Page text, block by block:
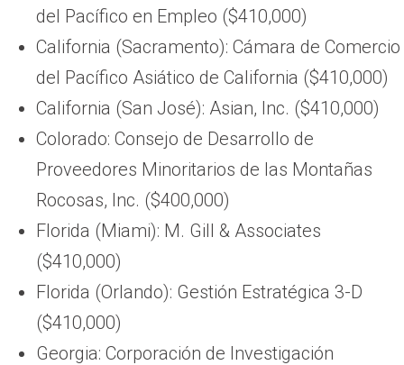
del Pacífico en Empleo ($410,000)
California (Sacramento): Cámara de Comercio
del Pacífico Asiático de California ($410,000)
California (San José): Asian, Inc. ($410,000)
Colorado: Consejo de Desarrollo de
Proveedores Minoritarios de las Montañas
Rocosas, Inc. ($400,000)
Florida (Miami): M. Gill & Associates
($410,000)
Florida (Orlando): Gestión Estratégica 3-D
($410,000)
Georgia: Corporación de Investigación